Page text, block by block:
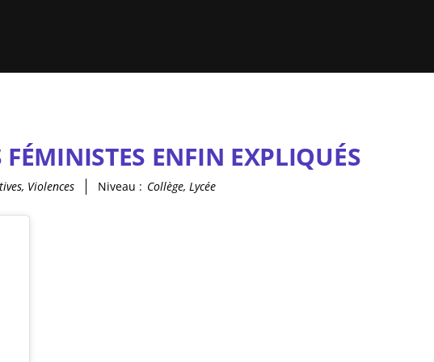
FÉMINISTES ENFIN EXPLIQUÉS
Violences Niveau : Collège, Lycée